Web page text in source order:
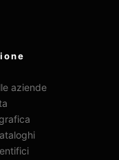
aziende